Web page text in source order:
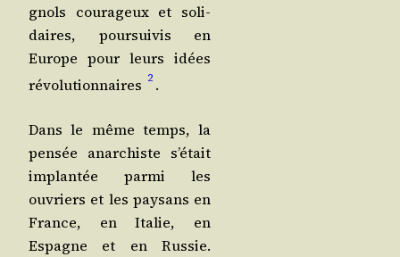
gnols cou­ra­geux et soli­
daires, pour­sui­vis en
Europe pour leurs idées
révo­lu­tion­naires 2 .
Dans le même temps, la
pen­sée anar­chiste s’é­tait
implan­tée par­mi les
ouvriers et les pay­sans en
France, en Ita­lie, en
Espagne et en Rus­sie.